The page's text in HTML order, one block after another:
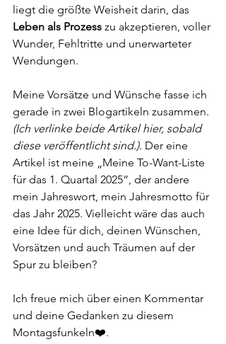
liegt die größte Weisheit darin, das
Leben als Prozess zu akzeptieren, voller
Wunder, Fehltritte und unerwarteter
Wendungen.
Meine Vorsätze und Wünsche fasse ich
gerade in zwei Blogartikeln zusammen.
(Ich verlinke beide Artikel hier, sobald
diese veröffentlicht sind.). Der eine
Artikel ist meine „Meine To-Want-Liste
für das 1. Quartal 2025“, der andere
mein Jahreswort, mein Jahresmotto für
das Jahr 2025. Vielleicht wäre das auch
eine Idee für dich, deinen Wünschen,
Vorsätzen und auch Träumen auf der
Spur zu bleiben?
Ich freue mich über einen Kommentar
und deine Gedanken zu diesem
Montagsfunkeln❤️.